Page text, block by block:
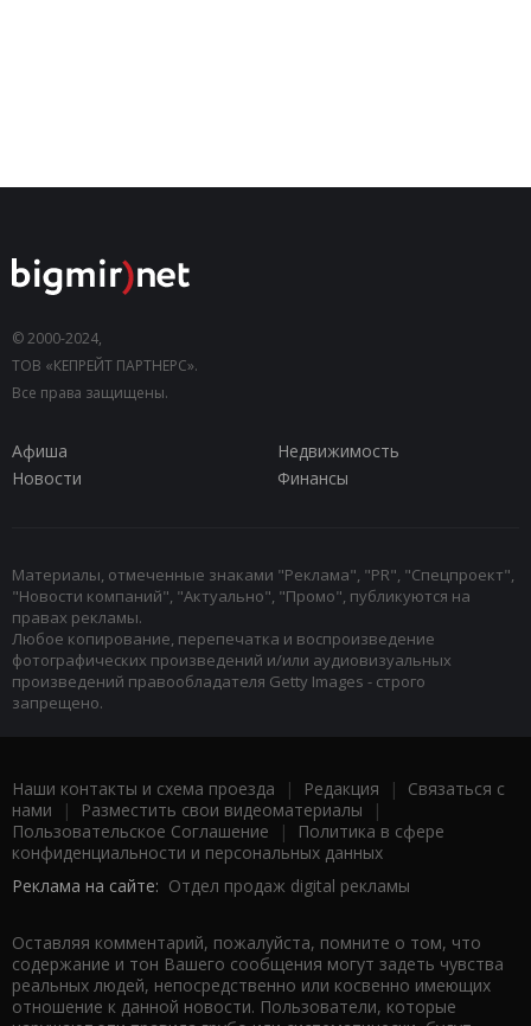
© 2000-2024,
ТОВ «КЕПРЕЙТ ПАРТНЕРС».
Все права защищены.
Афиша
Недвижимость
Новости
Финансы
Материалы, отмеченные знаками "Реклама", "PR", "Спецпроект",
"Новости компаний", "Актуально", "Промо", публикуются на
правах рекламы.
Любое копирование, перепечатка и воспроизведение
фотографических произведений и/или аудиовизуальных
произведений правообладателя Getty Images - строго
запрещено.
Наши контакты и схема проезда | Редакция | Связаться с
нами | Разместить свои видеоматериалы |
Пользовательское Соглашение |
Политика в сфере
конфиденциальности и персональных данных
Реклама на сайте: Отдел продаж digital рекламы
Оставляя комментарий, пожалуйста, помните о том, что
содержание и тон Вашего сообщения могут задеть чувства
реальных людей, непосредственно или косвенно имеющих
отношение к данной новости. Пользователи, которые